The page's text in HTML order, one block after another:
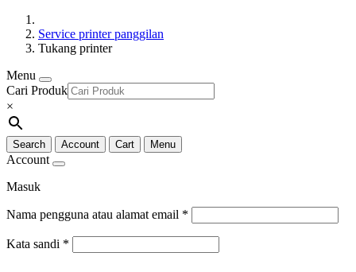
Service printer panggilan
Tukang printer
Menu
Cari Produk
×
Search Account Cart Menu
Account
Masuk
Nama pengguna atau alamat email *
Kata sandi *